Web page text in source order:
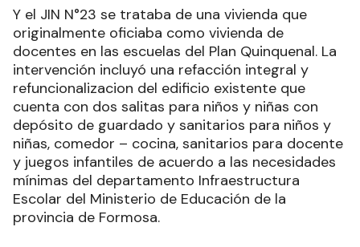
Y el JIN N°23 se trataba de una vivienda que
originalmente oficiaba como vivienda de
docentes en las escuelas del Plan Quinquenal. La
intervención incluyó una refacción integral y
refuncionalizacion del edificio existente que
cuenta con dos salitas para niños y niñas con
depósito de guardado y sanitarios para niños y
niñas, comedor – cocina, sanitarios para docente
y juegos infantiles de acuerdo a las necesidades
mínimas del departamento Infraestructura
Escolar del Ministerio de Educación de la
provincia de Formosa.